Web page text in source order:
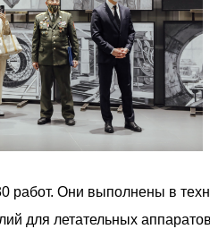
Они выполнены в
для летательных